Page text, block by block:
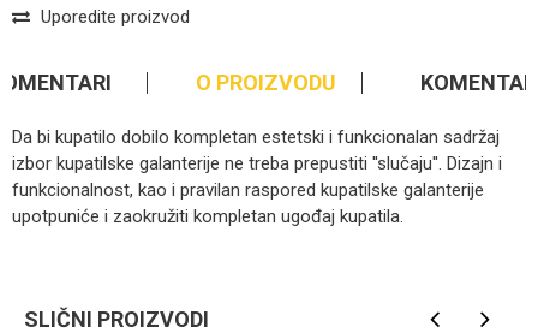
Uporedite proizvod
O PROIZVODU
Da bi kupatilo dobilo kompletan estetski i funkcionalan sadržaj
izbor kupatilske galanterije ne treba prepustiti ''slučaju''. Dizajn i
funkcionalnost, kao i pravilan raspored kupatilske galanterije
upotpuniće i zaokružiti kompletan ugođaj kupatila.
SLIČNI PROIZVODI